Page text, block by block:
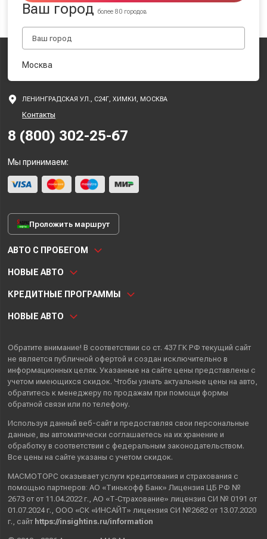
Ваш городболее 80 городов
Москва
ЛЕНИНГРАДСКАЯ УЛ., С24Г, ХИМКИ, МОСКВА
Контакты
8 (800) 302-25-67
Мы принимаем:
Проложить маршрут
АВТО С ПРОБЕГОМ
НОВЫЕ АВТО
КРЕДИТНЫЕ ПРОГРАММЫ
НОВЫЕ АВТО
Обратите внимание! В соответствии со ст. 437 ГК РФ текущий сайт
не является публичной офертой и создан исключительно в
информационных целях. Указанные на сайте цены представлены с
учетом имеющихся скидок. Чтобы узнать актуальные цены на авто,
обратитесь к менеджеру по продажам при помощи формы
обратной связи или по телефону.
Используя данный веб-сайт и предоставляя свои персональные
данные , вы автоматически соглашаетесь на их хранение и
обработку в соответствии с федеральным законодательством.
Все цены на сайте указаны с учетом скидок.
МАСМОТОРС оказывает услуги кредитования и страхования с
помощью партнеров: АО «Тинькофф Банк» Лицензия ЦБ РФ №
2673 от от 11.04.2022 г., АО «Т‑Страхование» лицензия СИ № 0191 от
01.07.2024 г., ООО «СК «ИНСАЙТ» лицензия СИ №2682 от 13.07.2020
г., сайт https://insightins.ru/information